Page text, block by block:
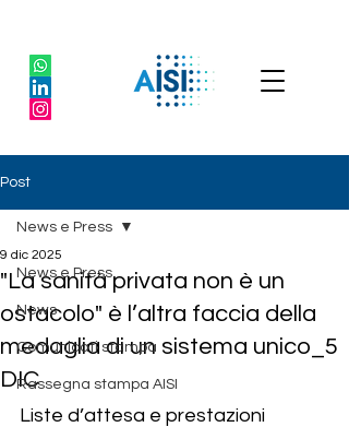
Post
News e Press
News
Comunicati stampa
Rassegna stampa AISI
News e Press
"La sanità privata non è un
ostacolo" è l’altra faccia della
medaglia di un sistema unico_5
DIC
9 dic 2025
Liste d’attesa e prestazioni